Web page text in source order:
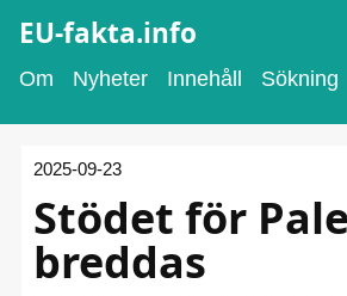
EU-fakta.info
Om Nyheter Innehåll Sökning
2025-09-23
Stödet för
breddas